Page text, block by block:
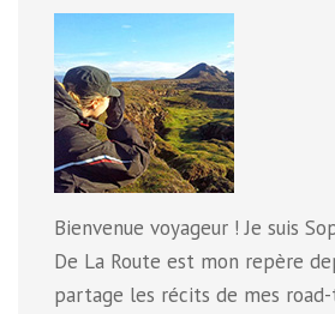
Bienvenue voyageur ! Je suis
De La Route est mon repère
partage les récits de mes